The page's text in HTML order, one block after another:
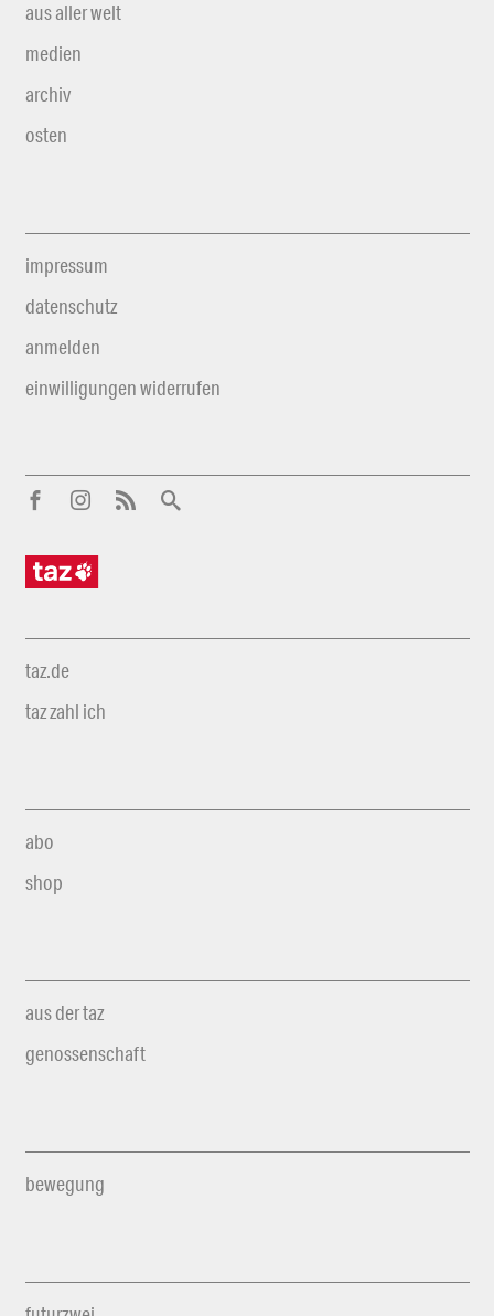
aus aller welt
medien
archiv
osten
impressum
datenschutz
anmelden
einwilligungen widerrufen
taz.de
taz zahl ich
abo
shop
aus der taz
genossenschaft
bewegung